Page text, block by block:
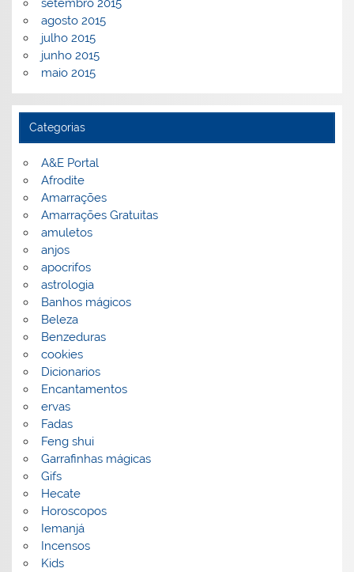
setembro 2015
agosto 2015
julho 2015
junho 2015
maio 2015
Categorias
A&E Portal
Afrodite
Amarrações
Amarrações Gratuitas
amuletos
anjos
apocrifos
astrologia
Banhos mágicos
Beleza
Benzeduras
cookies
Dicionarios
Encantamentos
ervas
Fadas
Feng shui
Garrafinhas mágicas
Gifs
Hecate
Horoscopos
Iemanjá
Incensos
Kids